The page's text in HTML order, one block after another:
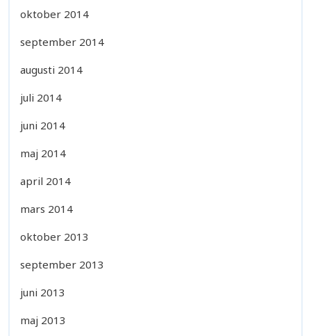
oktober 2014
september 2014
augusti 2014
juli 2014
juni 2014
maj 2014
april 2014
mars 2014
oktober 2013
september 2013
juni 2013
maj 2013